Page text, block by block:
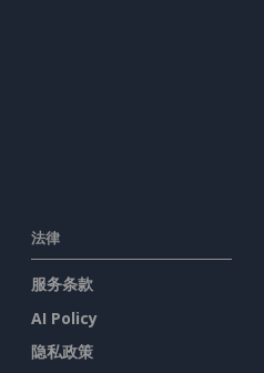
法律
服务条款
AI Policy
隐私政策